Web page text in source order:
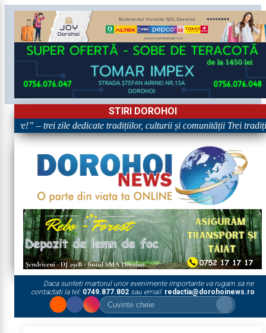
STIRI DOROHOI
– trei zile dedicate tradițiilor, culturii și comunității Trei
Daca sunteti martorul unor evenimente importante va rugam sa ne
contactati la tel: 0749.877.802sau email: redactia@dorohoinews.ro